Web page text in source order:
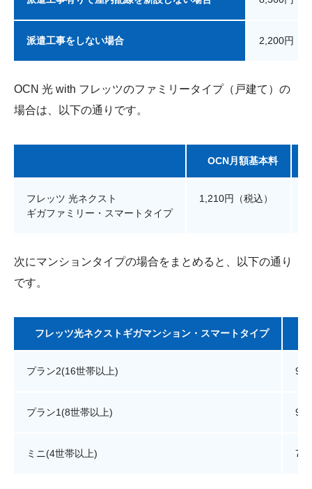
派遣工事をしない場合 2,200円（
OCN 光 with フレッツのファミリータイプ（戸建て）の
場合は、以下の通りです。
OCN月額基本料
フレッツ 光ネクスト
ギガファミリー・スマートタイプ
1,210円（税込）
次にマンションタイプの場合をまとめると、以下の通り
です。
フレッツ光ネクストギガマンション・スマートタイプ
プラン2(16世帯以上)
プラン1(8世帯以上)
ミニ(4世帯以上)